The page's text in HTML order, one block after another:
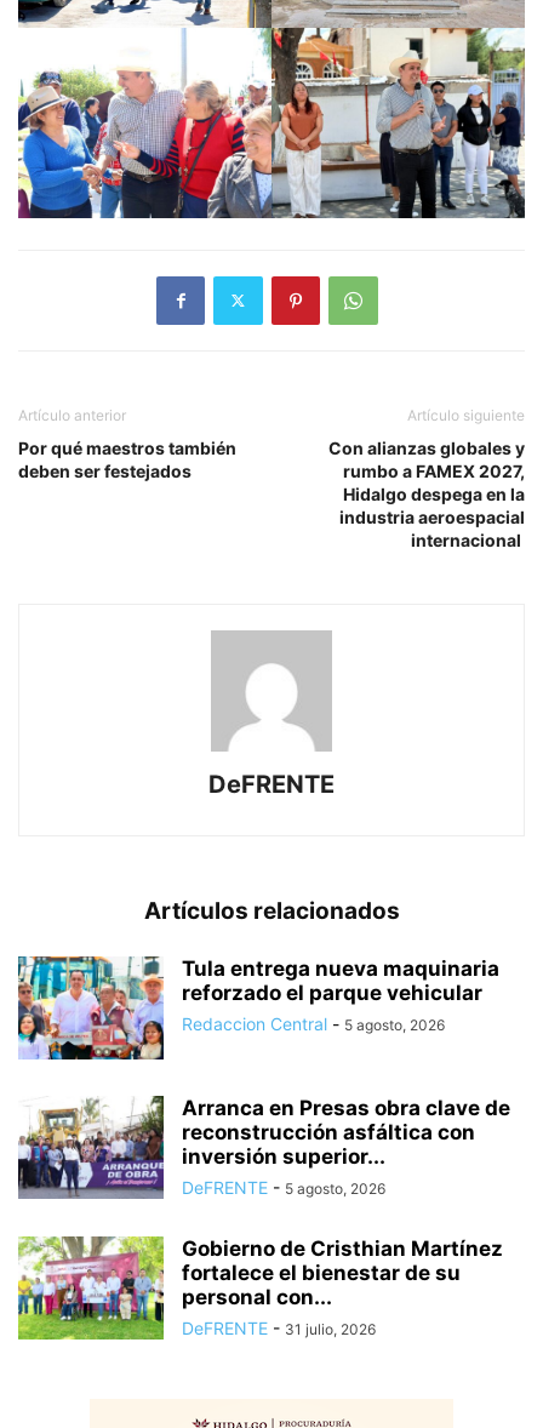
Artículo anterior
Por qué maestros también
deben ser festejados
Artículo siguiente
Con alianzas globales y
rumbo a FAMEX 2027,
Hidalgo despega en la
industria aeroespacial
internacional
DeFRENTE
Artículos relacionados
Tula entrega nueva maquinaria
reforzado el parque vehicular
Redaccion Central - 5 agosto, 2026
Arranca en Presas obra clave de
reconstrucción asfáltica con
inversión superior...
DeFRENTE - 5 agosto, 2026
Gobierno de Cristhian Martínez
fortalece el bienestar de su
personal con...
DeFRENTE - 31 julio, 2026